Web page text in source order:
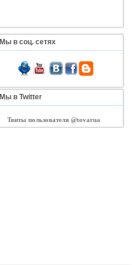
Мы в соц. сетях
Мы в Twitter
Твиты пользователя @tovarua